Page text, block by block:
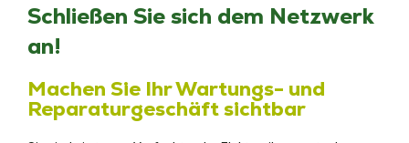
Schließen Sie sich dem Netzwerk
an!
Machen Sie Ihr Wartungs- und
Reparaturgeschäft sichtbar